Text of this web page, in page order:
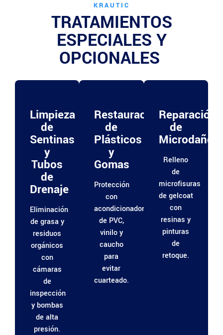
KRAUTIC
TRATAMIENTOS
ESPECIALES Y
OPCIONALES
Limpieza
de
Sentinas
y
Tubos
de
Drenaje
Eliminación
de grasa y
residuos
orgánicos
con
cámaras
de
inspección
y bombas
de alta
presión.
Restauración
de
Plásticos
y
Gomas
Protección
con
acondicionadores
de PVC,
vinilo y
caucho
para
evitar
cuarteado.
Reparación
de
Microdaños
Relleno
de
microfisuras
de gelcoat
con
resinas y
pinturas
de
retoque.